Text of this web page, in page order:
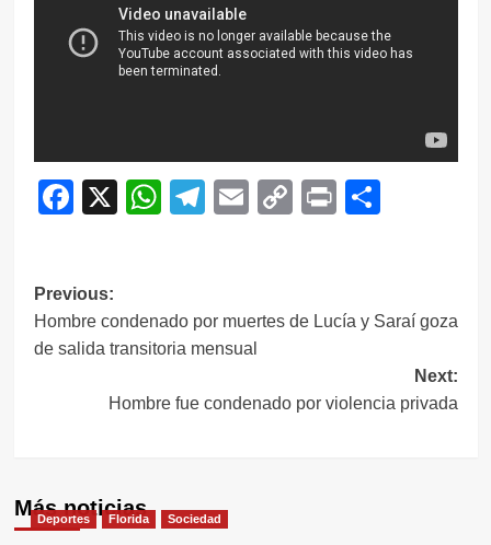
Facebook
X WhatsApp
Telegram
EmailCopy
Print
Navegación
de
Previous:
Hombre condenado por muertes de Lucía y Saraí goza
de salida transitoria mensual
Next:
Hombre fue condenado por violencia privada
Más noticias
Deportes Florida Sociedad